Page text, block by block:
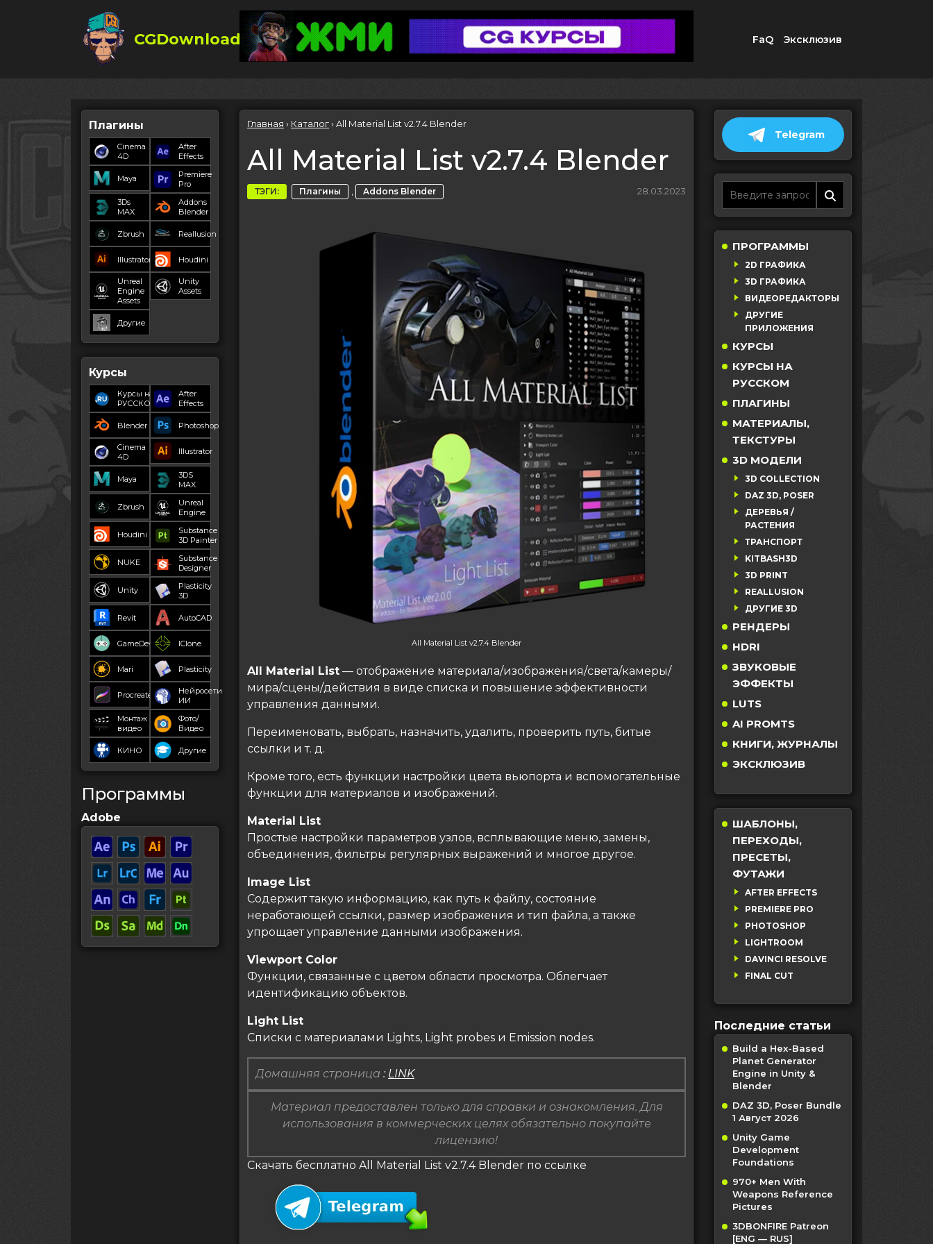
CGDownload FaQ Эксклюзив
Плагины
Cinema
4D
After
Effects
Maya
Premiere
Pro
3Ds
MAX
Addons
Blender
Zbrush Reallusion
Illustrator Houdini
Unreal
Engine
Assets
Unity
Assets
Другие
Курсы
Курсы на
РУССКОМ
After
Effects
Blender Photoshop
Cinema
4D
Illustrator
Maya
3DS
MAX
Zbrush
Unreal
Engine
Houdini
Substance
3D Painter
NUKE
Substance
Designer
Unity
Plasticity
3D
Revit AutoCAD
GameDev IClone
Mari Plasticity
Procreate
Нейросети
ИИ
Монтаж
видео
Фото/
Видео
КИНО Другие
Программы
Adobe
Главная › Каталог› All Material List v2.7.4 Blender
All Material List v2.7.4 Blender
ТЭГИ: Плагины , Addons Blender 28.03.2023
All Material List v2.7.4 Blender
All Material List — отображение материала/изображения/света/камеры/
мира/сцены/действия в виде списка и повышение эффективности
управления данными.
Переименовать, выбрать, назначить, удалить, проверить путь, битые
ссылки и т. д.
Кроме того, есть функции настройки цвета вьюпорта и вспомогательные
функции для материалов и изображений.
Material List
Простые настройки параметров узлов, всплывающие меню, замены,
объединения, фильтры регулярных выражений и многое другое.
Image List
Содержит такую ​​информацию, как путь к файлу, состояние
неработающей ссылки, размер изображения и тип файла, а также
упрощает управление данными изображения.
Viewport Color
Функции, связанные с цветом области просмотра. Облегчает
идентификацию объектов.
Light List
Списки с материалами Lights, Light probes и Emission nodes.
Домашняя страница : LINK
Материал предоставлен только для справки и ознакомления. Для
использования в коммерческих целях обязательно покупайте
лицензию!
Скачать бесплатно All Material List v2.7.4 Blender по ссылке
Telegram
ПРОГРАММЫ
2D ГРАФИКА
3D ГРАФИКА
ВИДЕОРЕДАКТОРЫ
ДРУГИЕ
ПРИЛОЖЕНИЯ
КУРСЫ
КУРСЫ НА
РУССКОМ
ПЛАГИНЫ
МАТЕРИАЛЫ,
ТЕКСТУРЫ
3D МОДЕЛИ
3D COLLECTION
DAZ 3D, POSER
ДЕРЕВЬЯ /
РАСТЕНИЯ
ТРАНСПОРТ
KITBASH3D
3D PRINT
REALLUSION
ДРУГИЕ 3D
РЕНДЕРЫ
HDRI
ЗВУКОВЫЕ
ЭФФЕКТЫ
LUTS
AI PROMTS
КНИГИ, ЖУРНАЛЫ
ЭКСКЛЮЗИВ
ШАБЛОНЫ,
ПЕРЕХОДЫ,
ПРЕСЕТЫ,
ФУТАЖИ
AFTER EFFECTS
PREMIERE PRO
PHOTOSHOP
LIGHTROOM
DAVINCI RESOLVE
FINAL CUT
Последние статьи
Build a Hex-Based
Planet Generator
Engine in Unity &
Blender
DAZ 3D, Poser Bundle
1 Август 2026
Unity Game
Development
Foundations
970+ Men With
Weapons Reference
Pictures
3DBONFIRE Patreon
[ENG — RUS]